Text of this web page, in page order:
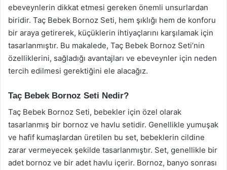
ebeveynlerin dikkat etmesi gereken önemli unsurlardan
biridir. Taç Bebek Bornoz Seti, hem şıklığı hem de konforu
bir araya getirerek, küçüklerin ihtiyaçlarını karşılamak için
tasarlanmıştır. Bu makalede, Taç Bebek Bornoz Seti’nin
özelliklerini, sağladığı avantajları ve ebeveynler için neden
tercih edilmesi gerektiğini ele alacağız.
Taç Bebek Bornoz Seti Nedir?
Taç Bebek Bornoz Seti, bebekler için özel olarak
tasarlanmış bir bornoz ve havlu setidir. Genellikle yumuşak
ve hafif kumaşlardan üretilen bu set, bebeklerin cildine
zarar vermeyecek şekilde tasarlanmıştır. Set, genellikle bir
adet bornoz ve bir adet havlu içerir. Bornoz, banyo sonrası